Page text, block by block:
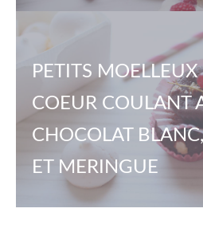
PETITS MOELLEUX
COEUR COULANT
CHOCOLAT
ET MERINGUE